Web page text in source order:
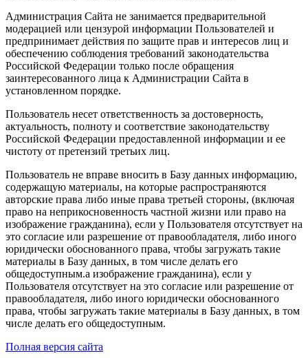
Администрация Сайта не занимается предварительной
модерацией или цензурой информации Пользователей и
предпринимает действия по защите прав и интересов лиц и
обеспечению соблюдения требований законодательства
Российской Федерации только после обращения
заинтересованного лица к Администрации Сайта в
установленном порядке.
Пользователь несет ответственность за достоверность,
актуальность, полноту и соответствие законодательству
Российской Федерации предоставленной информации и ее
чистоту от претензий третьих лиц.
Пользователь не вправе вносить в Базу данных информацию,
содержащую материалы, на которые распространяются
авторские права либо иные права третьей стороны, (включая
право на неприкосновенность частной жизни или право на
изображение гражданина), если у Пользователя отсутствует на
это согласие или разрешение от правообладателя, либо иного
юридически обоснованного права, чтобы загружать такие
материалы в Базу данных, в том числе делать его
общедоступным.а изображение гражданина), если у
Пользователя отсутствует на это согласие или разрешение от
правообладателя, либо иного юридически обоснованного
права, чтобы загружать такие материалы в Базу данных, в том
числе делать его общедоступным.
Полная версия сайта